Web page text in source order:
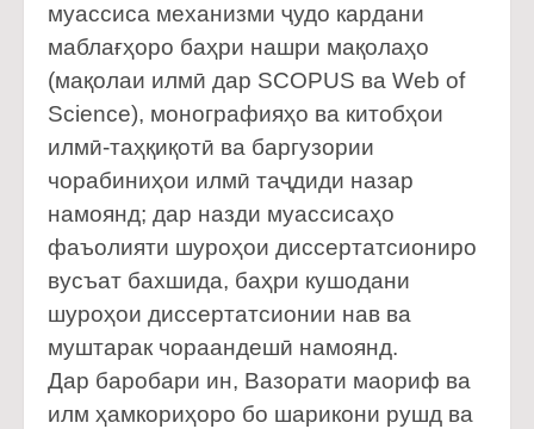
муассиса механизми ҷудо кардани
маблағҳоро баҳри нашри мақолаҳо
(мақолаи илмӣ дар SCOPUS ва Web of
Science), монографияҳо ва китобҳои
илмӣ-таҳқиқотӣ ва баргузории
чорабиниҳои илмӣ таҷдиди назар
намоянд; дар назди муассисаҳо
фаъолияти шуроҳои диссертатсиониро
вусъат бахшида, баҳри кушодани
шуроҳои диссертатсионии нав ва
муштарак чораандешӣ намоянд.
Дар баробари ин, Вазорати маориф ва
илм ҳамкориҳоро бо шарикони рушд ва